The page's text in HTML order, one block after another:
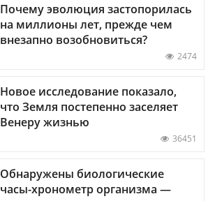
Почему эволюция застопорилась
на миллионы лет, прежде чем
внезапно возобновиться?
2474
Новое исследование показало,
что Земля постепенно заселяет
Венеру жизнью
36451
Обнаружены биологические
часы-хронометр организма —